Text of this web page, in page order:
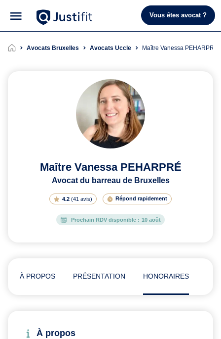
Vous êtes avocat ?
Avocats Bruxelles Avocats Uccle Maître Vanessa PEHARPRÉ
Maître Vanessa PEHARPRÉ
Avocat du barreau de Bruxelles
4.2 (41 avis) Répond rapidement
Prochain RDV disponible : 10 août
À PROPOS PRÉSENTATION HONORAIRES
À propos